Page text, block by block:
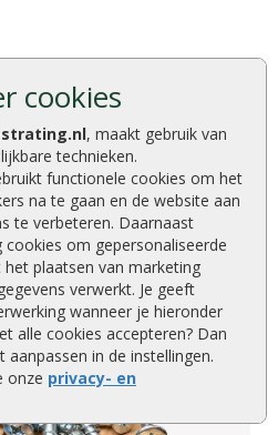
cookies
, maakt gebruik van
technieken.
functionele cookies om het
na te gaan en de website aan
te verbeteren. Daarnaast
om gepersonaliseerde
plaatsen van marketing
verwerkt. Je geeft
wanneer je hieronder
alle cookies accepteren? Dan
in de instellingen.
onze privacy- en